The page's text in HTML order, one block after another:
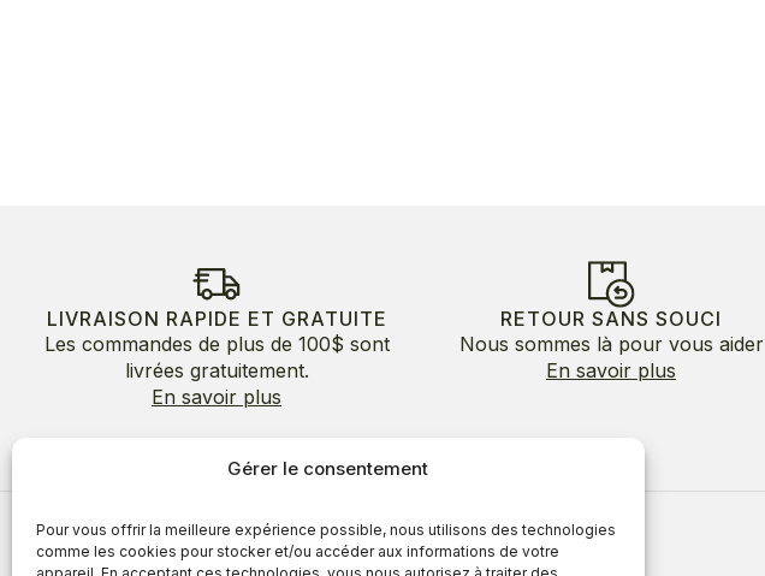
Gérer le consentement
Pour vous offrir la meilleure expérience possible, nous utilisons des technologies
comme les cookies pour stocker et/ou accéder aux informations de votre
LIVRAISON RAPIDE ET GRATUITE
Les commandes de plus de 100$ sont
livrées gratuitement.
En savoir plus
RETOUR SANS SOUCI
Nous sommes là pour vous aider
En savoir plus
À propos de nous